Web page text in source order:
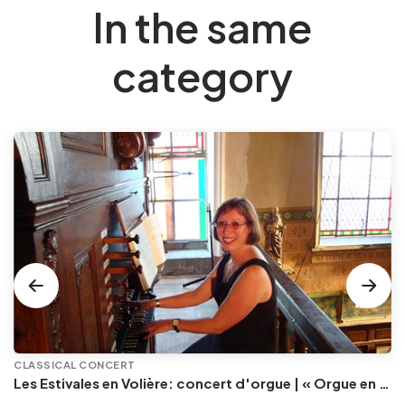
In the same
category
CLASSICAL CONCERT
Les Estivales en Volière: concert d'orgue | « Orgue en Volière » , les 3e dimanches du mois (été) audition d’orgue (accès libre)